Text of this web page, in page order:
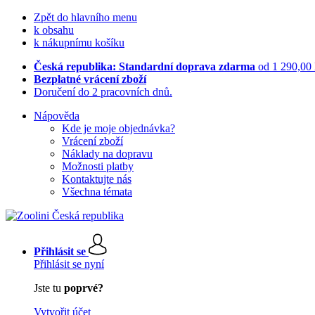
Zpět do hlavního menu
k obsahu
k nákupnímu košíku
Česká republika: Standardní doprava zdarma od 1 290,00
Bezplatné vrácení zboží
Doručení do 2 pracovních dnů.
Nápověda
Kde je moje objednávka?
Vrácení zboží
Náklady na dopravu
Možnosti platby
Kontaktujte nás
Všechna témata
Přihlásit se
Přihlásit se nyní
Jste tu poprvé?
Vytvořit účet